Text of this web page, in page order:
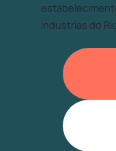
industrias do